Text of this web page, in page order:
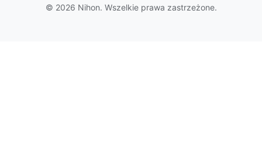
© 2026 Nihon. Wszelkie prawa zastrzeżone.